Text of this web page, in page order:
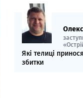
Які телиці
збитки